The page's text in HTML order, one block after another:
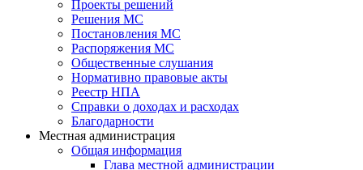
Проекты решений
Решения МС
Постановления МС
Распоряжения МС
Общественные слушания
Нормативно правовые акты
Реестр НПА
Справки о доходах и расходах
Благодарности
Местная администрация
Общая информация
Глава местной администрации